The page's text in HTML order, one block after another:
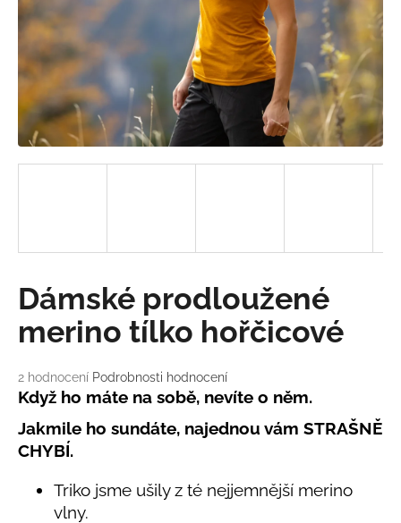
Průměrné
hodnocení
produktu
je
5,0
z
hvězdiček.
2 hodnocení Podrobnosti hodnocení
Dámské prodloužené
merino tílko hořčicové
Když ho máte na sobě, nevíte o něm.
Jakmile ho sundáte, najednou vám STRAŠNĚ
CHYBÍ.
Triko jsme ušily z té nejjemnější merino
vlny.
a
í
t
?
D
o
p
o
u
č
u
j
e